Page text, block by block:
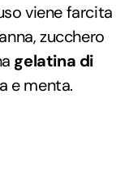
viene farcita
zucchero
gelatina di
e menta.